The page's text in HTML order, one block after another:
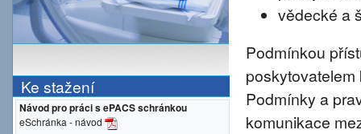
Ke stažení
Návod pro práci s ePACS schránkou
eSchránka - návod
vědecké a
Podmínkou
poskytovatelem
Podmínky a
komunikace